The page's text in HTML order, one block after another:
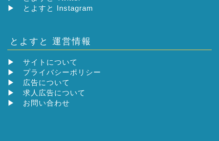
▶
とよすと Instagram
とよすと 運営情報
▶ サイトについて
▶ プライバシーポリシー
▶ 広告について
▶ 求人広告について
▶ お問い合わせ